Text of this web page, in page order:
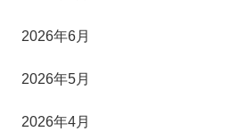
2026年6月
2026年5月
2026年4月